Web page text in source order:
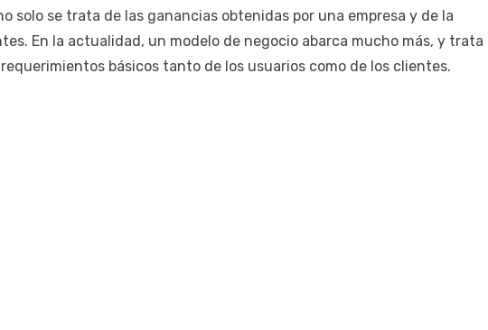
solo se trata de las ganancias obtenidas por una empresa y de la
En la actualidad, un modelo de negocio abarca mucho más, y trata
básicos tanto de los usuarios como de los clientes.